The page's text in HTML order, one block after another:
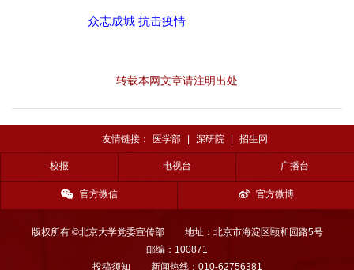
众志成城 抗击疫情
转载本网文章请注明出处
友情链接： 医学部 | 深研院 | 招生网
校报 电视台 广播台
官方微信 官方微博
版权所有 ©北京大学党委宣传部
地址：北京市海淀区颐和园路5号
邮编：100871
投稿须知
新闻热线：010-62756381